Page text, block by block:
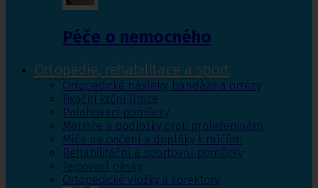
Péče o nemocného
Ortopedie, rehabilitace a sport
Ortopedické návleky, bandáže a ortézy
Fixační krční límce
Polohovací pomůcky
Matrace a podložky proti proleženinám
Míče na cvičení a doplňky k míčům
Rehabilitační a sportovní pomůcky
Tejpovací pásky
Ortopedické vložky a korektory